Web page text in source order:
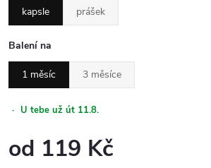
kapsle prášek
Balení na
1 měsíc 3 měsíce
· U tebe už út 11.8.
od 119 Kč